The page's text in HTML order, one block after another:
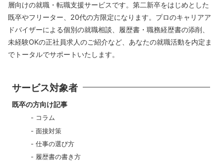
層向けの就職・転職支援サービスです。第二新卒をはじめとした
既卒やフリーター、20代の方限定になります。プロのキャリアア
ドバイザーによる個別の就職相談、履歴書・職務経歴書の添削、
未経験OKの正社員求人のご紹介など、あなたの就職活動を内定ま
でトータルでサポートいたします。
サービス対象者
既卒の方向け記事
コラム
面接対策
仕事の選び方
履歴書の書き方